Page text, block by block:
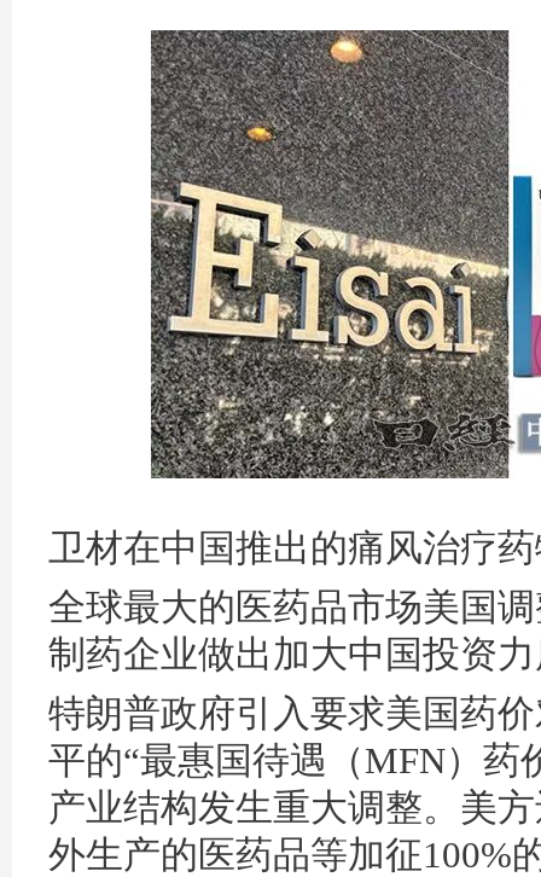
卫材在中国推出的痛风治疗
全球最大的医药品市场美国
制药企业做出加大中国投资
特朗普政府引入要求美国药
平的“最惠国待遇（MFN）药
产业结构发生重大调整。美
外生产的医药品等加征100%